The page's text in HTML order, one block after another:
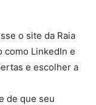
o site da Raia
como LinkedIn e
e escolher a
de que seu